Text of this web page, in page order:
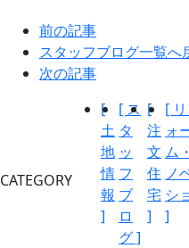
前の記事
スタッフブログ一覧へ
次の記事
CATEGORY
[
土
地
情
報
]
[ ス
タ
ッ
フ
ブ
ロ
グ ]
[
注
文
住
宅
]
[
ォ
ム
ノ
シ
]